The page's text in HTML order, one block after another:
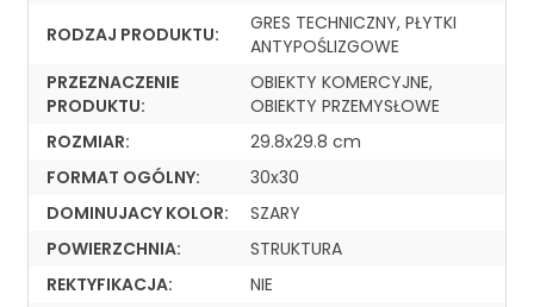
RODZAJ PRODUKTU:
GRES TECHNICZNY, PŁYTKI
ANTYPOŚLIZGOWE
PRZEZNACZENIE
PRODUKTU:
OBIEKTY KOMERCYJNE,
OBIEKTY PRZEMYSŁOWE
ROZMIAR:
29.8x29.8 cm
FORMAT OGÓLNY:
30x30
DOMINUJACY KOLOR:
SZARY
POWIERZCHNIA:
STRUKTURA
REKTYFIKACJA:
NIE